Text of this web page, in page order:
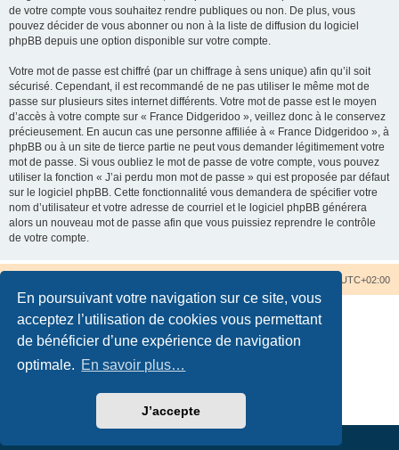
En poursuivant votre navigation sur ce site, vous
acceptez l’utilisation de cookies vous permettant
de bénéficier d’une expérience de navigation
optimale. En savoir plus…
J’accepte
de votre compte vous souhaitez rendre publiques ou non. De plus, vous
pouvez décider de vous abonner ou non à la liste de diffusion du logiciel
phpBB depuis une option disponible sur votre compte.
Votre mot de passe est chiffré (par un chiffrage à sens unique) afin qu’il soit
sécurisé. Cependant, il est recommandé de ne pas utiliser le même mot de
passe sur plusieurs sites internet différents. Votre mot de passe est le moyen
d’accès à votre compte sur « France Didgeridoo », veillez donc à le conservez
précieusement. En aucun cas une personne affiliée à « France Didgeridoo », à
phpBB ou à un site de tierce partie ne peut vous demander légitimement votre
mot de passe. Si vous oubliez le mot de passe de votre compte, vous pouvez
utiliser la fonction « J’ai perdu mon mot de passe » qui est proposée par défaut
sur le logiciel phpBB. Cette fonctionnalité vous demandera de spécifier votre
nom d’utilisateur et votre adresse de courriel et le logiciel phpBB générera
alors un nouveau mot de passe afin que vous puissiez reprendre le contrôle
de votre compte.
UTC+02:00
Traduction française officielle©
Confidentialité